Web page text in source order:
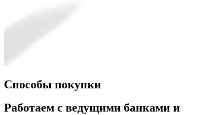
Способы покупки
Работаем с ведущими банками и